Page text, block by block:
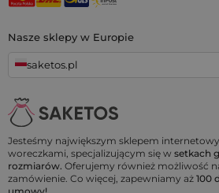
Jesteśmy największym sklepem
woreczkami, specjalizującym się w setkach
rozmiarów. Oferujemy również możliwość
zamówienie. Co więcej, zapewniamy aż 100
Nasze sklepy w Europie
saketos.pl